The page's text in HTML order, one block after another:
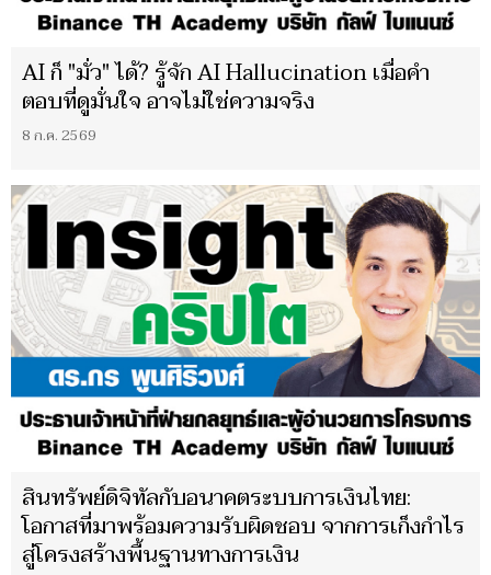
AI ก็ "มั่ว" ได้? รู้จัก AI Hallucination เมื่อคำ
ตอบที่ดูมั่นใจ อาจไม่ใช่ความจริง
8 ก.ค. 2569
สินทรัพย์ดิจิทัลกับอนาคตระบบการเงินไทย:
โอกาสที่มาพร้อมความรับผิดชอบ จากการเก็งกำไร
สู่โครงสร้างพื้นฐานทางการเงิน